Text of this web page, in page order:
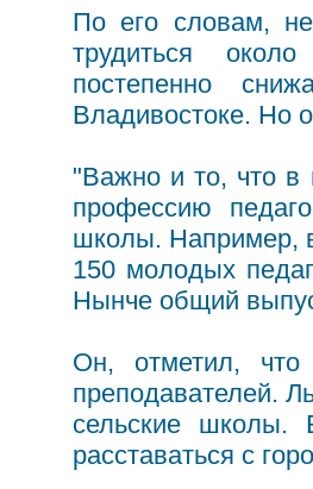
По его словам,
трудиться
постепенно
Владивостоке. Но
"Важно и то, что в
профессию
школы. Например,
150 молодых
Нынче общий
Он, отметил,
преподавателей.
сельские школы.
расставаться с